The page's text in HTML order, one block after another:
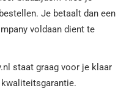
Je betaalt dan een
voldaan dient te
staat graag voor je klaar